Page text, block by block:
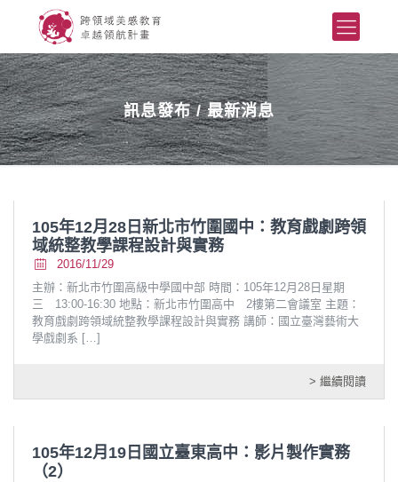
訊息發布 / 最新消息
105年12月28日新北市竹圍國中：教育戲劇跨領
域統整教學課程設計與實務
2016/11/29
主辦：新北市竹圍高級中學國中部 時間：105年12月28日星期
三 13:00-16:30 地點：新北市竹圍高中 2樓第二會議室 主題：
教育戲劇跨領域統整教學課程設計與實務 講師：國立臺灣藝術大
學戲劇系 […]
> 繼續閱讀
105年12月19日國立臺東高中：影片製作實務
（2）